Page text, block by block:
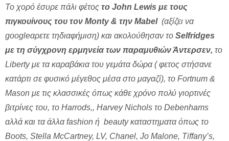
Το χορό έσυρε πάλι φέτος το John Lewis με τους
πιγκουίνους του τον Monty & την Mabel(αξίζει να
googleαρετε τηδιαφήμιση) και ακολούθησαν το Selfridges
με τη σύγχρονη ερμηνεία των παραμυθιών Άντερσεν, το
Liberty με τα καραβάκια του γεμάτα δώρα ( φετος στήσανε
κατάρτι σε φυσικό μέγεθος μέσα στο μαγαζί), το Fortnum &
Mason με τις κλασσικές όπως κάθε χρόνο πολύ γιορτινές
βιτρίνες του, το Harrods,, Harvey Nichols το Debenhams
αλλά και τα άλλα fashion ή beauty καταστηματα όπως το
Boots, Stella McCartney, LV, Chanel, Jo Malone, Tiffany’s,